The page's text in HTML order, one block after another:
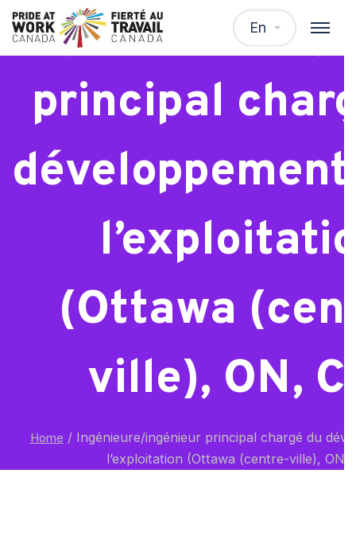
En
Ingénieure/
principal
(Ottawa
ville), ON,
Home /Ingénieure/ingénieur principal chargé du
l’exploitation (Ottawa (centre-ville), ON,